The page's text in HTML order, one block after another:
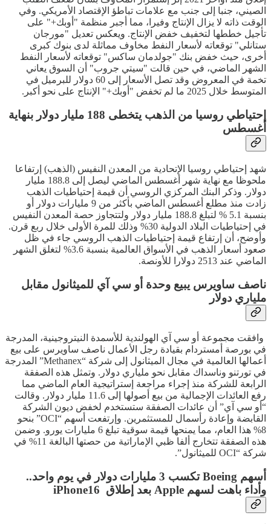
الصيني، جنبا إلى جنب مع علامات تباطؤ الإقتصاد الأمريكي. وفي
الوقت ذاته لا يزال الإنتاج وفيرا، مما أجبر منظمة "أوبك+" على
تأجيل خططها لتخفيف خفض الإنتاج. ويعكس تعديل "مورجان
ستانلي" توقعاته لأسعار النفط مخاوف مماثلة لدى بنوك كبرى
أخرى، حيث خفض بنك "جولدمان ساكس" توقعاته لأسعار النفط
الشهر الماضي، في حين قالت "سيتي جروب" أن السوق يعاني
تخمة في المعروض وقد تصل الأسعار إلى 60 دولار للبرميل في
المتوسط خلال 2025 ما لم تخفض "أوبك+" الإنتاج على نحو أكبر.
إحتياطي روسيا من الذهب يتخطى 188 مليار دولار بنهاية
أغسطس
شهد إحتياطي روسيا الإتحادية من المعدن النفيس (الذهب) إرتفاعا
ملحوظا مع نهاية شهر أغسطس الماضي ليصل إلى 188.8 مليار
دولار. وذكر البنك المركزي الروسي أن قيمة إحتياطيات الذهب
زادت منذ مطلع أغسطس الماضي بأكثر من 9 مليارات دولار أو
بنسبة 5.1 % لتبلغ 188.8 مليار دولار ولتتجاوز حصة المعدن النفيس
في إحتياطيات البلاد الدولية 30% وذلك للمرة الأولى خلال ربع قرن.
وأوضح، أن إرتفاع قيمة إحتياطيات الذهب الروسي جاء في ظل
صعود أسعار الذهب في الأسواق العالمية بنسبة 3.6% لتغلق الشهر
الماضي عند 2513 دولارا للأونصة.
ناصف ساويرس يبيع وحدة أو سي آي للميثانول مقابل
ملياري دولار
وافقت مجموعة أو سي آي الهولندية للأسمدة النيتروجينية، المدرجة
في بورصة أمستردام بقيادة رجل الأعمال ناصف ساويرس على بيع
أعمالها العالمية في مجال الميثانول إلى شركة “Methanex” المدرجة
في تورتنو وناسداك مقابل نحو ملياري دولار. وتمثل هذه الصفقة
الرابعة للشركة منذ إجراء مراجعة إستراتيجية العام الماضي مما
رفع العائدات الإجمالية من بيع أصولها إلى 11.6 مليار دولار. وقالت
“أو سي آي” أن عائدات الصفقة ستستخدم لخفض ديون الشركة
القابضة وإعادة رأسمال للمستثمرين. وإرتفعت أسهم “OCI” بنحو
8% هذا العام، مما يمنحها قيمة سوقية تبلغ 6 مليارات يورو. وضمن
هذه الصفقة تتخارج ألفا ظبي الإماراتية من حصتها البالغة 11% في
شركة “OCI للميثانول”.
أسهم Boeing تكسب 3 مليارات دولار في يوم واحد..
وأداء باهت لسهم Apple بعد إطلاق iPhone16